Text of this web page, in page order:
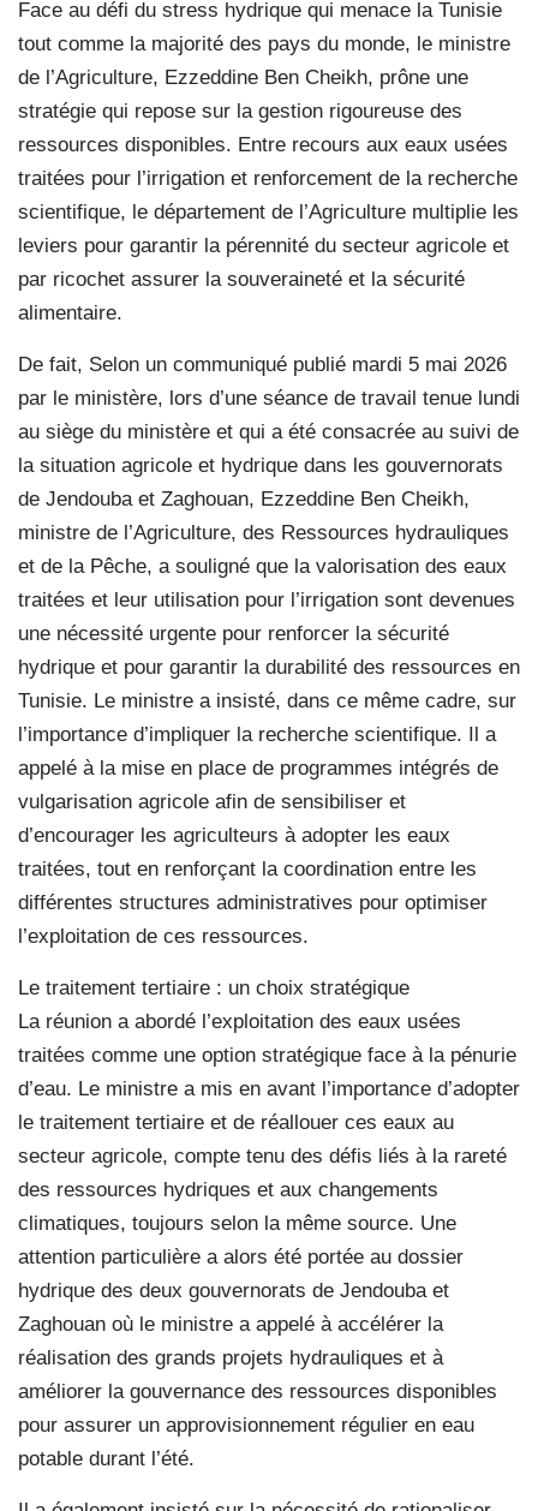
Face au défi du stress hydrique qui menace la Tunisie
tout comme la majorité des pays du monde, le ministre
de l’Agriculture, Ezzeddine Ben Cheikh, prône une
stratégie qui repose sur la gestion rigoureuse des
ressources disponibles. Entre recours aux eaux usées
traitées pour l’irrigation et renforcement de la recherche
scientifique, le département de l’Agriculture multiplie les
leviers pour garantir la pérennité du secteur agricole et
par ricochet assurer la souveraineté et la sécurité
alimentaire.
De fait, Selon un communiqué publié mardi 5 mai 2026
par le ministère, lors d’une séance de travail tenue lundi
au siège du ministère et qui a été consacrée au suivi de
la situation agricole et hydrique dans les gouvernorats
de Jendouba et Zaghouan, Ezzeddine Ben Cheikh,
ministre de l’Agriculture, des Ressources hydrauliques
et de la Pêche, a souligné que la valorisation des eaux
traitées et leur utilisation pour l’irrigation sont devenues
une nécessité urgente pour renforcer la sécurité
hydrique et pour garantir la durabilité des ressources en
Tunisie. Le ministre a insisté, dans ce même cadre, sur
l’importance d’impliquer la recherche scientifique. Il a
appelé à la mise en place de programmes intégrés de
vulgarisation agricole afin de sensibiliser et
d’encourager les agriculteurs à adopter les eaux
traitées, tout en renforçant la coordination entre les
différentes structures administratives pour optimiser
l’exploitation de ces ressources.
Le traitement tertiaire : un choix stratégique
La réunion a abordé l’exploitation des eaux usées
traitées comme une option stratégique face à la pénurie
d’eau. Le ministre a mis en avant l’importance d’adopter
le traitement tertiaire et de réallouer ces eaux au
secteur agricole, compte tenu des défis liés à la rareté
des ressources hydriques et aux changements
climatiques, toujours selon la même source. Une
attention particulière a alors été portée au dossier
hydrique des deux gouvernorats de Jendouba et
Zaghouan où le ministre a appelé à accélérer la
réalisation des grands projets hydrauliques et à
améliorer la gouvernance des ressources disponibles
pour assurer un approvisionnement régulier en eau
potable durant l’été.